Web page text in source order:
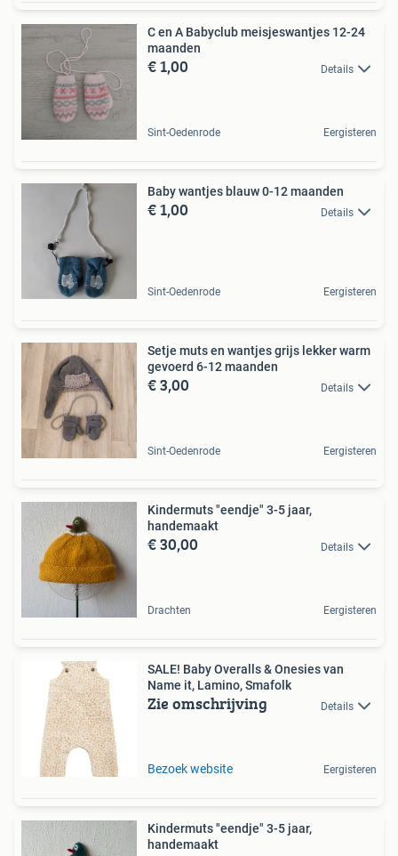
C en A Babyclub meisjeswantjes 12-24
maanden
€ 1,00 Details
Sint-Oedenrode Eergisteren
Baby wantjes blauw 0-12 maanden
€ 1,00 Details
Sint-Oedenrode Eergisteren
Setje muts en wantjes grijs lekker warm
gevoerd 6-12 maanden
€ 3,00 Details
Sint-Oedenrode Eergisteren
Kindermuts "eendje" 3-5 jaar,
handemaakt
€ 30,00 Details
Drachten Eergisteren
SALE! Baby Overalls & Onesies van
Name it, Lamino, Smafolk
Zie omschrijving Details
Bezoek website Eergisteren
Kindermuts "eendje" 3-5 jaar,
handemaakt